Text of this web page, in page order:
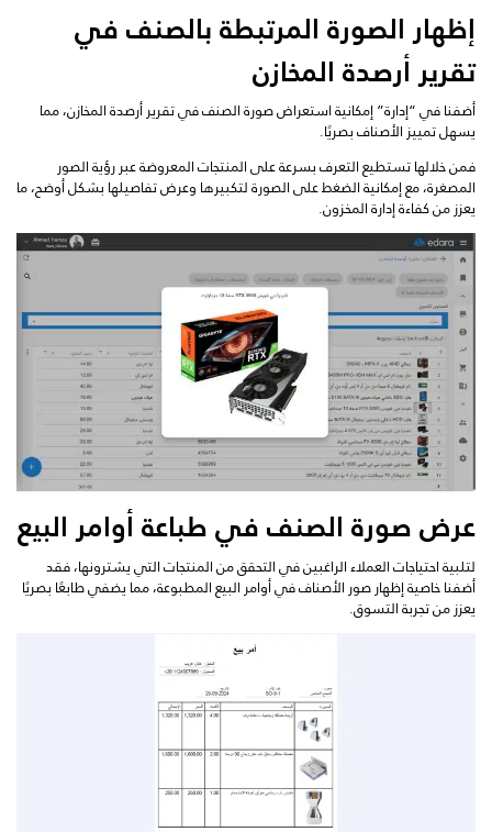
إظهار الصورة المرتبطة بالصنف في
تقرير أرصدة المخازن
أضفنا في “إدارة” إمكانية استعراض صورة الصنف في تقرير أرصدة المخازن، مما
يسهل تمييز الأصناف بصريًا.
فمن خلالها تستطيع التعرف بسرعة على المنتجات المعروضة عبر رؤية الصور
المصغرة، مع إمكانية الضغط على الصورة لتكبيرها وعرض تفاصيلها بشكل أوضح، ما
يعزز من كفاءة إدارة المخزون.
عرض صورة الصنف في طباعة أوامر البيع
لتلبية احتياجات العملاء الراغبين في التحقق من المنتجات التي يشترونها، فقد
أضفنا خاصية إظهار صور الأصناف في أوامر البيع المطبوعة، مما يضفي طابعًا بصريًا
يعزز من تجربة التسوق.